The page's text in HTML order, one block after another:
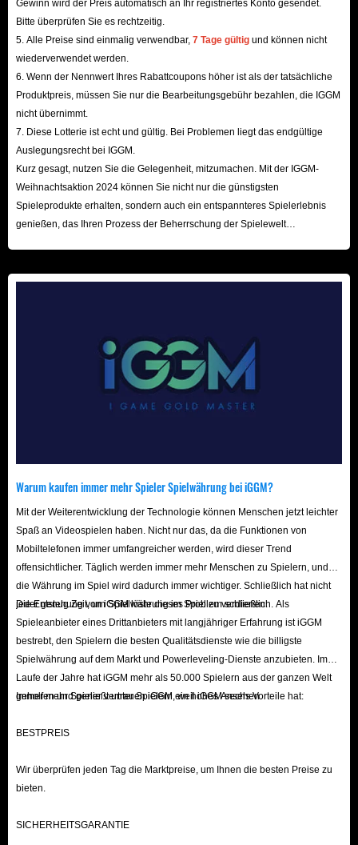
Als weitere Schlüsselkomponente der Windrose-
Wirtschaft sind Piaster die notwendige Währung, um
Reparaturkosten für Schiffe zu decken,
Besatzungsmitglieder anzuheuern und
Handwerksmaterialien zu erwerben. Wenn Sie sich vom
mühsamen „Grinden“ nach Piaster verabschieden und
Ihre Energie stattdessen auf die risikoreichen, aber
lohnenden taktischen Gefechte konzentrieren möchten,
die Sie so sehr lieben, dann ist der Piaster-Service von
IGGM die ultimative Abkürzung, um diese Engpässe zu
überwinden.
In der Welt von Windrose hängt der Erfolg nicht allein
vom Können ab – deine Ausrüstung ist ebenso
entscheidend. Unser Windrose-Markt bietet eine riesige
bis hin zu Waffen und Ausrüstung der Eliteklasse. So
stellen wir sicher, dass wir alles bereithalten, was du
benötigst. Rüste deinen Charakter bis an die Zähne auf,
damit du selbst in den unwirtlichsten Umgebungen
überleben und triumphierend – beladen mit reichhaltiger
Beute – zurückkehren kannst.
Starte deine eigene Legende mit vorgefertigten
Windrose-Accounts
Warum nimmst du dein Schicksal nicht selbst in die
Hand? Die von uns angebotenen Windrose-Accounts
hinsichtlich der Datenanpassung ein. Für Spieler, die sich
das mühsame „Grinden“ beim Levelaufstieg ersparen und
Gewinn wird der Preis automatisch an Ihr registriertes Konto gesendet.
Bitte überprüfen Sie es rechtzeitig.
5. Alle Preise sind einmalig verwendbar, 7 Tage gültig und können nicht
wiederverwendet werden.
6. Wenn der Nennwert Ihres Rabattcoupons höher ist als der tatsächliche
Produktpreis, müssen Sie nur die Bearbeitungsgebühr bezahlen, die IGGM
nicht übernimmt.
7. Diese Lotterie ist echt und gültig. Bei Problemen liegt das endgültige
Auslegungsrecht bei IGGM.
Kurz gesagt, nutzen Sie die Gelegenheit, mitzumachen. Mit der IGGM-
Weihnachtsaktion 2024 können Sie nicht nur die günstigsten
Spieleprodukte erhalten, sondern auch ein entspannteres Spielerlebnis
genießen, das Ihren Prozess der Beherrschung der Spielewelt
Warum kaufen immer mehr Spieler Spielwährung bei iGGM?
Mit der Weiterentwicklung der Technologie können Menschen jetzt leichter
Spaß an Videospielen haben. Nicht nur das, da die Funktionen von
Mobiltelefonen immer umfangreicher werden, wird dieser Trend
offensichtlicher. Täglich werden immer mehr Menschen zu Spielern, und
die Währung im Spiel wird dadurch immer wichtiger. Schließlich hat nicht
jeder genug Zeit, um Spielwährung im Spiel zu verdienen.
Die Entstehung von iGGM löste dieses Problem schließlich. Als
Spieleanbieter eines Drittanbieters mit langjähriger Erfahrung ist iGGM
bestrebt, den Spielern die besten Qualitätsdienste wie die billigste
Spielwährung auf dem Markt und Powerleveling-Dienste anzubieten. Im
Laufe der Jahre hat iGGM mehr als 50.000 Spielern aus der ganzen Welt
geholfen und genießt unter Spielern ein hohes Ansehen.
Immer mehr Spieler vertrauen iGGM, weil iGGM sechs Vorteile hat:
BESTPREIS
Wir überprüfen jeden Tag die Marktpreise, um Ihnen die besten Preise zu
bieten.
SICHERHEITSGARANTIE